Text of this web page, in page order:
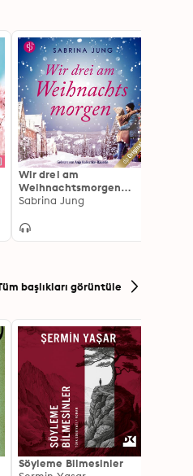
Wir drei am
Weihnachtsmorgen
(Ungekürzt)
Sabrina Jung
başlıkları görüntüle
Söyleme Bilmesinler